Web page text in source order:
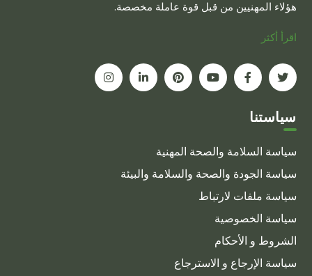
هؤلاء المهنيين من قبل قوة عاملة مخصصة.
اقرأ أكثر
سياستنا
سياسة السلامة والصحة المهنية
سياسة الجودة والصحة والسلامة والبيئة
سياسة ملفات لارتباط
سياسة الخصوصية
الشروط و الأحكام
سياسة الإرجاع و الاسترجاع